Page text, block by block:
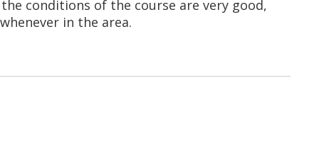
conditions of the course are very good,
in the area.